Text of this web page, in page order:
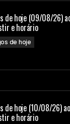
de hoje (09/08/26)
e horário
de hoje
de hoje (10/08/26)
e horário